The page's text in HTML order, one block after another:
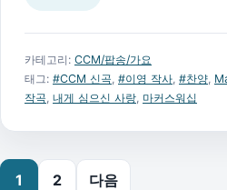
카테고리: CCM/팝송/가요
태그: #CCM 신곡, #이영 작사, #찬양,
작곡, 내게 심으신 사랑, 마커스워십
글 페이지 매김
1 2 다음